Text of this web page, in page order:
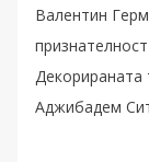
Валентин
Декорираната
Аджибадем